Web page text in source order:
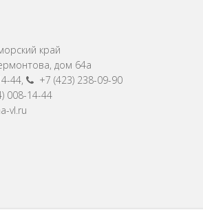
край
дом 64a
44,
+7 (423) 238-09-90
008-14-44
vl.ru